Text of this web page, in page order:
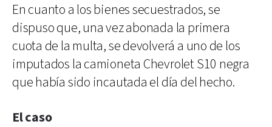
En cuanto a los bienes secuestrados, se
dispuso que, una vez abonada la primera
cuota de la multa, se devolverá a uno de los
imputados la camioneta Chevrolet S10 negra
que había sido incautada el día del hecho.
El caso